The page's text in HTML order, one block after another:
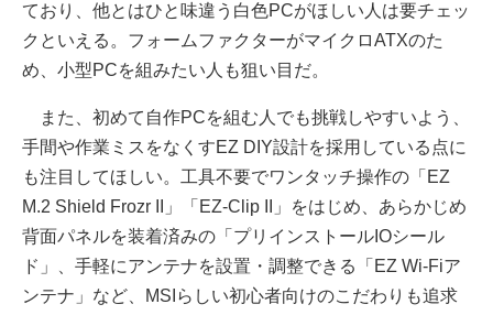
ており、他とはひと味違う白色PCがほしい人は要チェッ
クといえる。フォームファクターがマイクロATXのた
め、小型PCを組みたい人も狙い目だ。
また、初めて自作PCを組む人でも挑戦しやすいよう、
手間や作業ミスをなくすEZ DIY設計を採用している点に
も注目してほしい。工具不要でワンタッチ操作の「EZ
M.2 Shield Frozr II」「EZ‑Clip II」をはじめ、あらかじめ
背面パネルを装着済みの「プリインストールIOシール
ド」、手軽にアンテナを設置・調整できる「EZ Wi-Fiア
ンテナ」など、MSIらしい初心者向けのこだわりも追求